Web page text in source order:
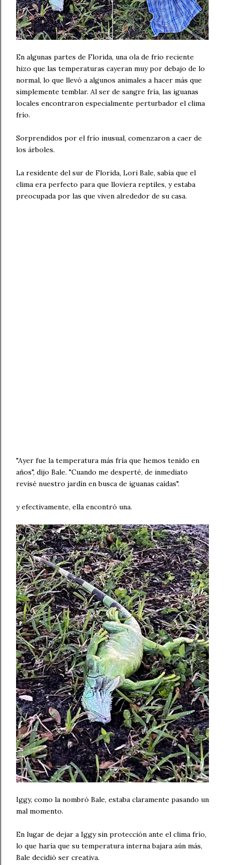
En algunas partes de Florida, una ola de frío reciente
hizo que las temperaturas cayeran muy por debajo de lo
normal, lo que llevó a algunos animales a hacer más que
simplemente temblar. Al ser de sangre fría, las iguanas
locales encontraron especialmente perturbador el clima
frío.
Sorprendidos por el frío inusual, comenzaron a caer de
los árboles.
La residente del sur de Florida, Lori Bale, sabía que el
clima era perfecto para que lloviera reptiles, y estaba
preocupada por las que viven alrededor de su casa.
"Ayer fue la temperatura más fría que hemos tenido en
años", dijo Bale. "Cuando me desperté, de inmediato
revisé nuestro jardín en busca de iguanas caídas".
y efectivamente, ella encontró una.
Iggy, como la nombró Bale, estaba claramente pasando un
mal momento.
En lugar de dejar a Iggy sin protección ante el clima frío,
lo que haría que su temperatura interna bajara aún más,
Bale decidió ser creativa.